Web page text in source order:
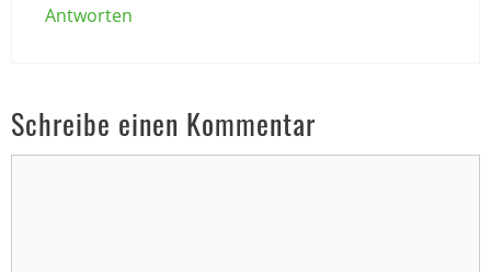
Antworten
Schreibe einen Kommentar